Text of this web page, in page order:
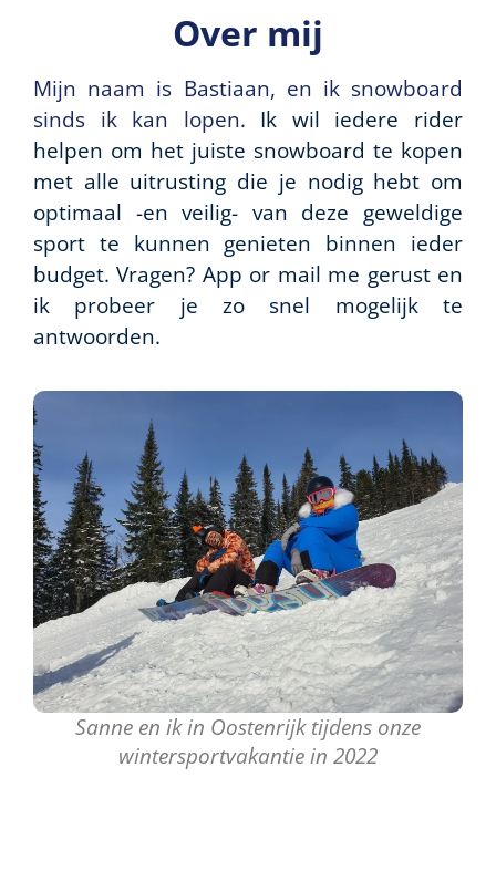
Over mij
Mijn naam is Bastiaan, en ik snowboard
sinds ik kan lopen. Ik wil iedere rider
helpen om het juiste snowboard te kopen
met alle uitrusting die je nodig hebt om
optimaal -en veilig- van deze geweldige
sport te kunnen genieten binnen ieder
budget. Vragen? App or mail me gerust en
ik probeer je zo snel mogelijk te
antwoorden.
Sanne en ik in Oostenrijk tijdens onze
wintersportvakantie in 2022